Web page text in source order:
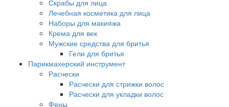
Скрабы для лица
Лечебная косметика для лица
Наборы для макияжа
Крема для век
Мужские средства для бритья
Гели для бритья
Парикмахерский инструмент
Расчески
Расчески для стрижки волос
Расчески для укладки волос
Фены